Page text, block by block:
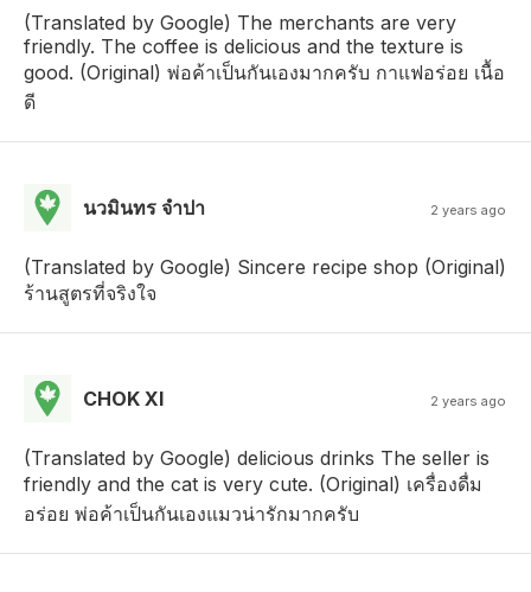
(Translated by Google) The merchants are very
friendly. The coffee is delicious and the texture is
good. (Original) พ่อค้าเป็นกันเองมากครับ กาแฟอร่อย เนื้อ
ดี
นวมินทร จําปา 2 years ago
(Translated by Google) Sincere recipe shop (Original)
ร้านสูตรที่จริงใจ
CHOK XI 2 years ago
(Translated by Google) delicious drinks The seller is
friendly and the cat is very cute. (Original) เครื่องดื่ม
อร่อย พ่อค้าเป็นกันเองแมวน่ารักมากครับ